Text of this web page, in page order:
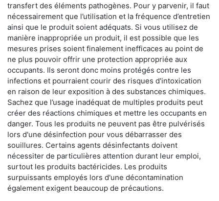
transfert des éléments pathogènes. Pour y parvenir, il faut
nécessairement que l’utilisation et la fréquence d’entretien
ainsi que le produit soient adéquats. Si vous utilisez de
manière inappropriée un produit, il est possible que les
mesures prises soient finalement inefficaces au point de
ne plus pouvoir offrir une protection appropriée aux
occupants. Ils seront donc moins protégés contre les
infections et pourraient courir des risques d'intoxication
en raison de leur exposition à des substances chimiques.
Sachez que l’usage inadéquat de multiples produits peut
créer des réactions chimiques et mettre les occupants en
danger. Tous les produits ne peuvent pas être pulvérisés
lors d'une désinfection pour vous débarrasser des
souillures. Certains agents désinfectants doivent
nécessiter de particulières attention durant leur emploi,
surtout les produits bactéricides. Les produits
surpuissants employés lors d'une décontamination
également exigent beaucoup de précautions.